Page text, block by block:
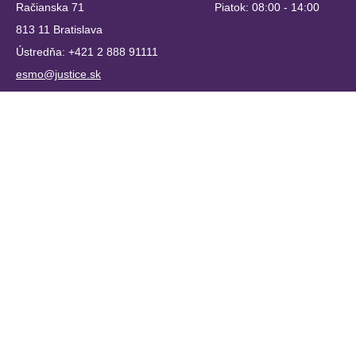
Račianska 71
813 11 Bratislava
Ústredňa: +421 2 888 91111
esmo@justice.sk
Piatok: 08:00 - 14:00